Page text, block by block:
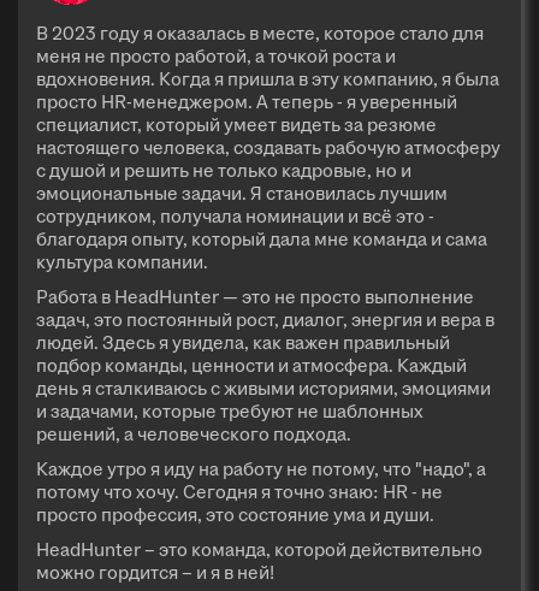
В 2023 году я оказалась в месте, которое стало для
меня не просто работой, а точкой роста и
вдохновения. Когда я пришла в эту компанию, я была
просто HR-менеджером. А теперь - я уверенный
специалист, который умеет видеть за резюме
настоящего человека, создавать рабочую атмосферу
с душой и решить не только кадровые, но и
эмоциональные задачи. Я становилась лучшим
сотрудником, получала номинации и всё это -
благодаря опыту, который дала мне команда и сама
культура компании.
Работа в HeadHunter — это не просто выполнение
задач, это постоянный рост, диалог, энергия и вера в
людей. Здесь я увидела, как важен правильный
подбор команды, ценности и атмосфера. Каждый
день я сталкиваюсь с живыми историями, эмоциями
и задачами, которые требуют не шаблонных
решений, а человеческого подхода.
Каждое утро я иду на работу не потому, что "надо", а
потому что хочу. Сегодня я точно знаю: HR - не
просто профессия, это состояние ума и души.
HeadHunter – это команда, которой действительно
можно гордится – и я в ней!